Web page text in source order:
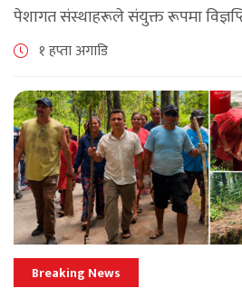
पेशागत संस्थाहरूले संयुक्त रूपमा
सामाजिक एकता र कानुनी शासन कायम
१ हप्ता अगाडि
Breaking News